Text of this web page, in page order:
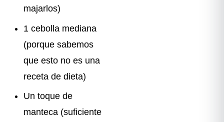
majarlos)
1 cebolla mediana
(porque sabemos
que esto no es una
receta de dieta)
Un toque de
manteca (suficiente